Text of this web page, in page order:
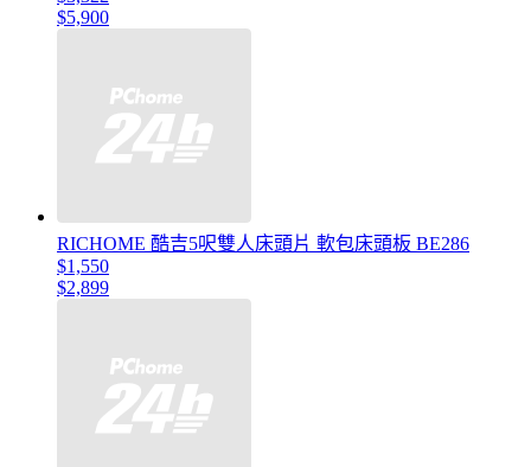
$5,900
RICHOME 酷吉5呎雙人床頭片 軟包床頭板 BE286
$1,550
$2,899